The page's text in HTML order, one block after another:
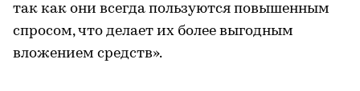
так как они всегда пользуются повышенным
спросом, что делает их более выгодным
вложением средств».